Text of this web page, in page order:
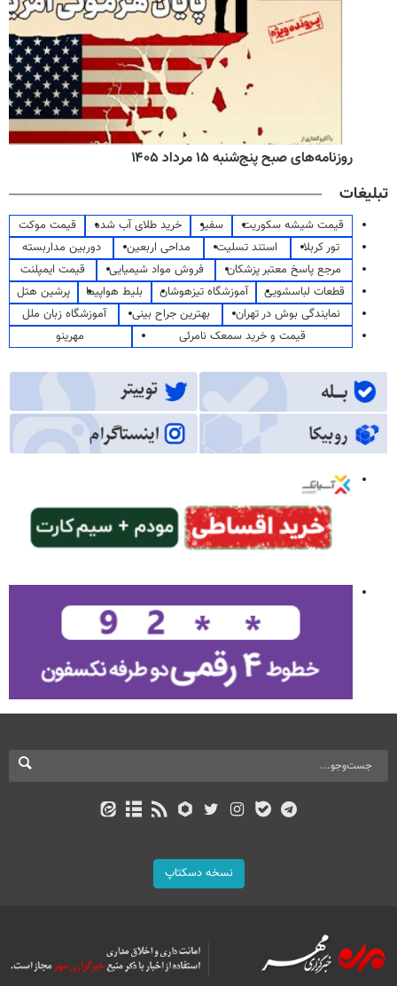
روزنامه‌های صبح پنج‌شنبه ۱۵ مرداد ۱۴۰۵
تبلیغات
قیمت شیشه سکوریت سفیر خرید طلای آب شده
قیمت موکت
تور کربلا
استند تسلیت مداحی اربعین
دوربین مداربسته
مرجع پاسخ معتبر پزشکان
فروش مواد شیمیایی
قیمت ایمپلنت
قطعات لباسشویی
آموزشگاه تیزهوشان بلیط هواپیما
پرشین هتل
نمایندگی بوش در تهران
بهترین جراح بینی
آموزشگاه زبان ملل
قیمت و خرید سمعک نامرئی
مهرینو
نسخه دسکتاپ